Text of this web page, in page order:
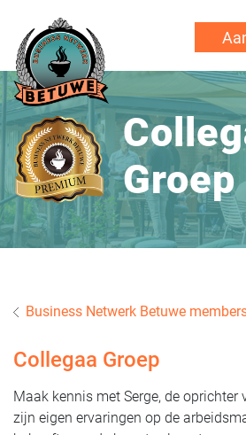
Groep
Business Netwerk Betuwe
Collegaa Groep
Maak kennis met Serge, de oprichter
zijn eigen ervaringen op de